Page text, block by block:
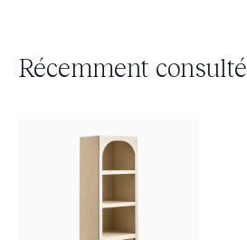
Récemment consulté